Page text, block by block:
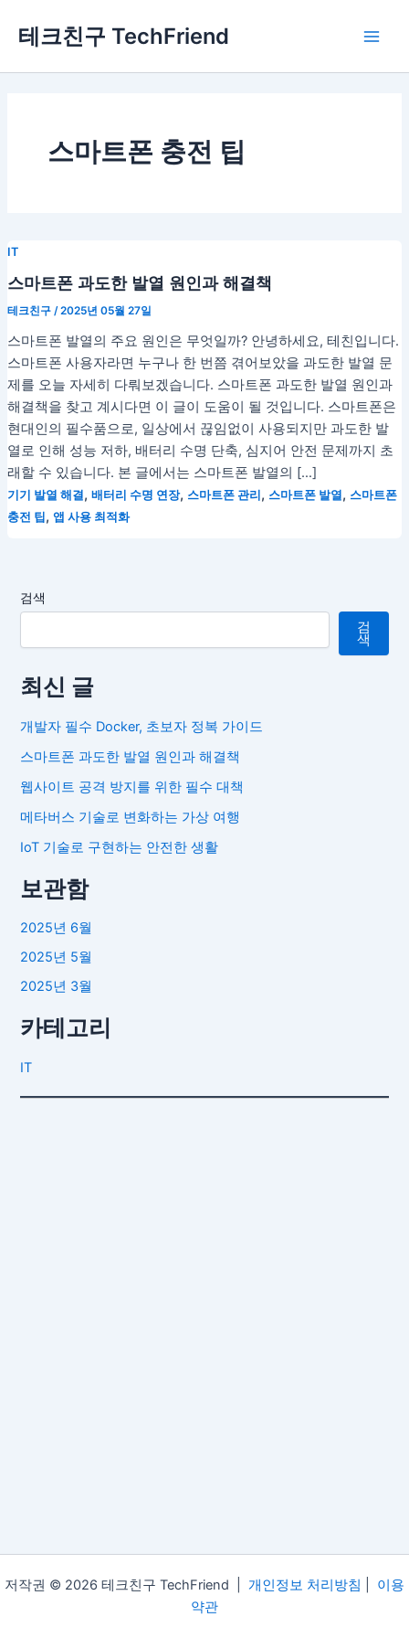
로
테크친구 TechFriend
스마트폰 충전 팁
IT
스마트폰 과도한 발열 원인과 해결책
테크친구 /2025년 05월 27일
스마트폰 발열의 주요 원인은 무엇일까? 안녕하세요, 테친입니다.
스마트폰 사용자라면 누구나 한 번쯤 겪어보았을 과도한 발열 문
제를 오늘 자세히 다뤄보겠습니다. 스마트폰 과도한 발열 원인과
해결책을 찾고 계시다면 이 글이 도움이 될 것입니다. 스마트폰은
현대인의 필수품으로, 일상에서 끊임없이 사용되지만 과도한 발
열로 인해 성능 저하, 배터리 수명 단축, 심지어 안전 문제까지 초
래할 수 있습니다. 본 글에서는 스마트폰 발열의 […]
기기 발열 해결, 배터리 수명 연장, 스마트폰 관리 , 스마트폰 발열 , 스마트폰
충전 팁 , 앱 사용 최적화
검색
검
색
최신 글
개발자 필수 Docker, 초보자 정복 가이드
스마트폰 과도한 발열 원인과 해결책
웹사이트 공격 방지를 위한 필수 대책
메타버스 기술로 변화하는 가상 여행
IoT 기술로 구현하는 안전한 생활
보관함
2025년 6월
2025년 5월
2025년 3월
카테고리
IT
저작권 © 2026 테크친구 TechFriend | 개인정보 처리방침
이용
약관